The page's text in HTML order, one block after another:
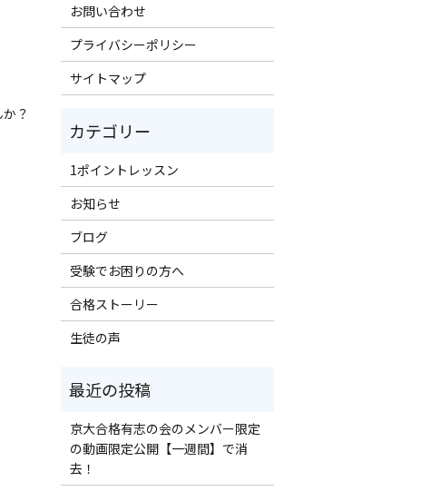
？
お問い合わせ
プライバシーポリシー
サイトマップ
1ポイントレッスン
お知らせ
ブログ
受験でお困りの方へ
合格ストーリー
生徒の声
京大合格有志の会のメンバー限定
の動画限定公開【一週間】で消
去！